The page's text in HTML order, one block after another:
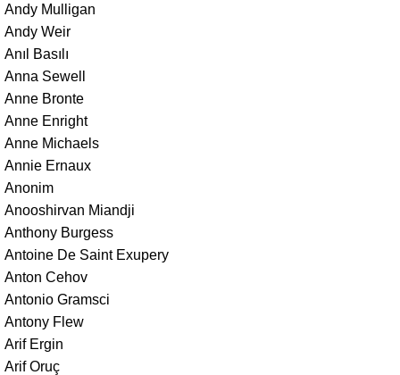
Andy Mulligan
Andy Weir
Anıl Basılı
Anna Sewell
Anne Bronte
Anne Enright
Anne Michaels
Annie Ernaux
Anonim
Anooshirvan Miandji
Anthony Burgess
Antoine De Saint Exupery
Anton Cehov
Antonio Gramsci
Antony Flew
Arif Ergin
Arif Oruç